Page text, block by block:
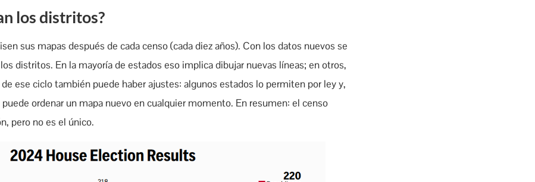
los distritos?
sus mapas después de cada censo (cada diez años). Con los datos nuevos se
distritos. En la mayoría de estados eso implica dibujar nuevas líneas; en otros,
ese ciclo también puede haber ajustes: algunos estados lo permiten por ley y,
ordenar un mapa nuevo en cualquier momento. En resumen: el censo
pero no es el único.